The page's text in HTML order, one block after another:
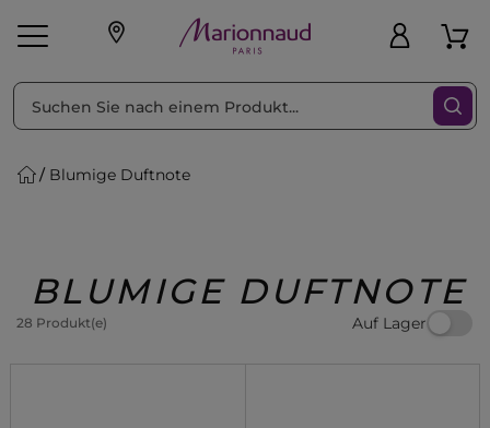
Geschenke
Blumige Duftnote
BLUMIGE DUFTNOTE
28 Produkt(e) Auf Lager
sortieren nach Filter